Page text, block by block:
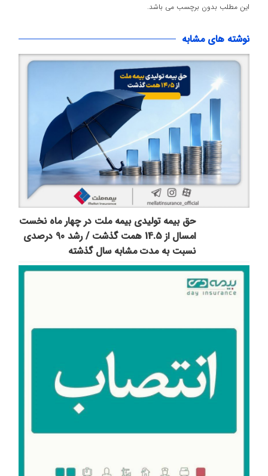
این مطلب بدون برچسب می باشد.
نوشته های مشابه
حق بیمه تولیدی بیمه ملت در چهار ماه نخست
امسال از 14.5 همت گذشت / رشد 90 درصدی
نسبت به مدت مشابه سال گذشته